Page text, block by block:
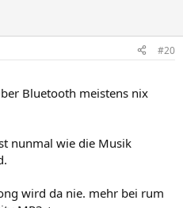
#20
Bluetooth meistens nix
nunmal wie die Musik
wird da nie. mehr bei rum